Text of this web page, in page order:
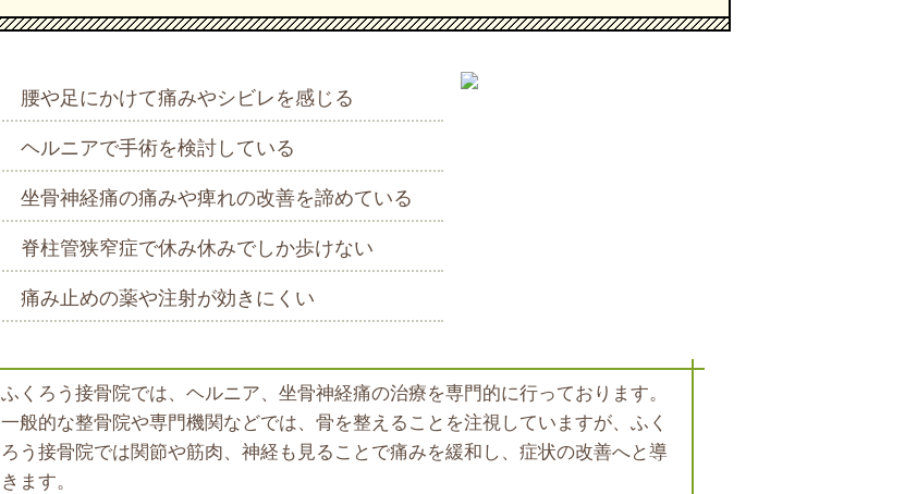
腰や足にかけて痛みやシビレを感じる
ヘルニアで手術を検討している
坐骨神経痛の痛みや痺れの改善を諦めている
脊柱管狭窄症で休み休みでしか歩けない
痛み止めの薬や注射が効きにくい
ふくろう接骨院では、ヘルニア、坐骨神経痛の治療を専門的に行っております。
一般的な整骨院や専門機関などでは、骨を整えることを注視していますが、ふく
ろう接骨院では関節や筋肉、神経も見ることで痛みを緩和し、症状の改善へと導
きます。